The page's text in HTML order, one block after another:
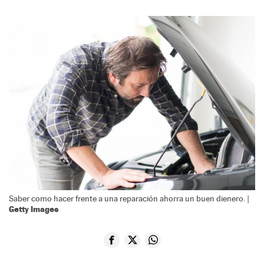
Saber como hacer frente a una reparación ahorra un buen dienero. |
Getty Images